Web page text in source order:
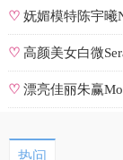
♡妩媚模特陈宇曦
号
♡高颜美女白微
集
♡漂亮佳丽朱赢
热问